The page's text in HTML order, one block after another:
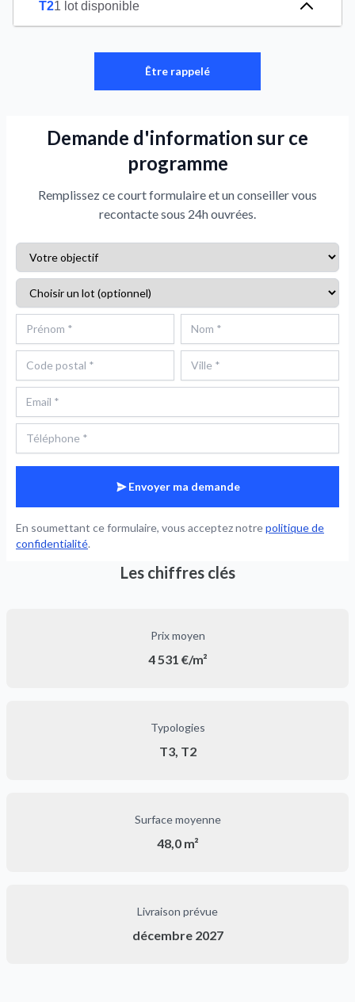
T21 lot disponible
Être rappelé
Demande d'information sur ce
programme
Remplissez ce court formulaire et un conseiller vous
recontacte sous 24h ouvrées.
Envoyer ma demande
En soumettant ce formulaire, vous acceptez notrepolitique de
confidentialité.
Les chiffres clés
Prix moyen
4 531 €/m²
Typologies
T3, T2
Surface moyenne
48,0 m²
Livraison prévue
décembre 2027